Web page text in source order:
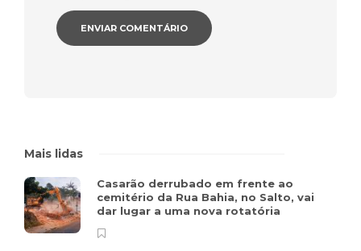
Mais lidas
Casarão derrubado em frente ao
cemitério da Rua Bahia, no Salto, vai
dar lugar a uma nova rotatória